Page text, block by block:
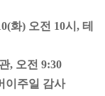
화) 오전 10시, 테
, 오전 9:30
이주일 감사